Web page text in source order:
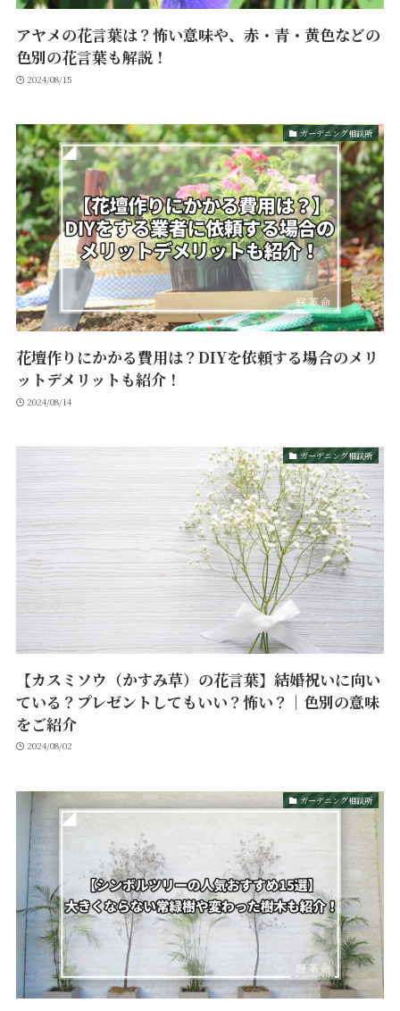
アヤメの花言葉は？怖い意味や、赤・青・黄色などの
色別の花言葉も解説！
2024/08/15
ガーデニング相談所
花壇作りにかかる費用は？DIYを依頼する場合のメリ
ットデメリットも紹介！
2024/08/14
ガーデニング相談所
【カスミソウ（かすみ草）の花言葉】結婚祝いに向い
ている？プレゼントしてもいい？怖い？｜色別の意味
をご紹介
2024/08/02
ガーデニング相談所